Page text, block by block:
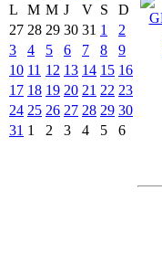
L
M M J V S
D
27 28 29 30 31 1
2
3
4 5 6 7 8
9
10 11 12 13 14 15 16
17 18 19 20 21 22 23
24 25 26 27 28 29 30
31 1 2 3 4 5 6